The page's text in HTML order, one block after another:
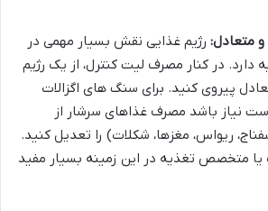
و متعادل: رژیم غذایی نقش بسیار مهمی در
در کنار مصرف لیت کنترل، از یک رژیم
پیروی کنید. برای سنگ های اگزالات
نیاز باشد مصرف غذاهای سرشار از
ریواس، مغزها، شکلات) را تعدیل کنید.
متخصص تغذیه در این زمینه بسیار مفید